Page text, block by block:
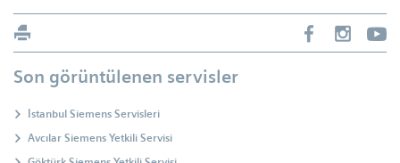
Son görüntülenen servisler
İstanbul Siemens Servisleri
Avcılar Siemens Yetkili Servisi